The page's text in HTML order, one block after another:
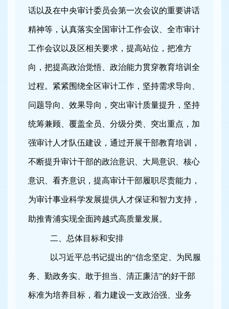
话以及在中央审计委员会第一次会议的重要讲话
精神等， 认真落实全国审计工作会议、全市审计
工作会议以及区相关要求， 提高站位，把准方
向，把提高政治觉悟、政治能力贯穿教育培训全
过程。 紧紧围绕全区审计工作， 坚持需求导向、
问题导向、效果导向，突出审计质量提升， 坚持
统筹兼顾、覆盖全员、分级分类、突出重点，加
强审计人才队伍建设，通过开展干部教育培训，
不断提升审计干部的政治意识、大局意识、核心
意识、看齐意识， 提高审计干部履职尽责能力，
为审计事业科学发展提供人才保证和智力支持，
助推青浦实现全面跨越式高质量发展。
二、 总体目标和安排
以习近平总书记提出的“信念坚定、为民服
务、勤政务实、敢于担当、清正廉洁”的好干部
标准为培养目标， 着力建设一支政治强、业务